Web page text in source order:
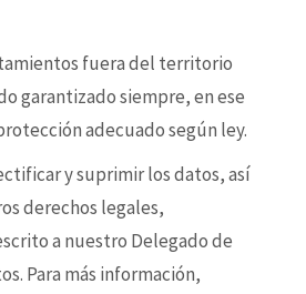
fuera del territorio
garantizado siempre, en ese
adecuado según ley.
y suprimir los datos, así
derechos legales,
a nuestro Delegado de
Para más información,